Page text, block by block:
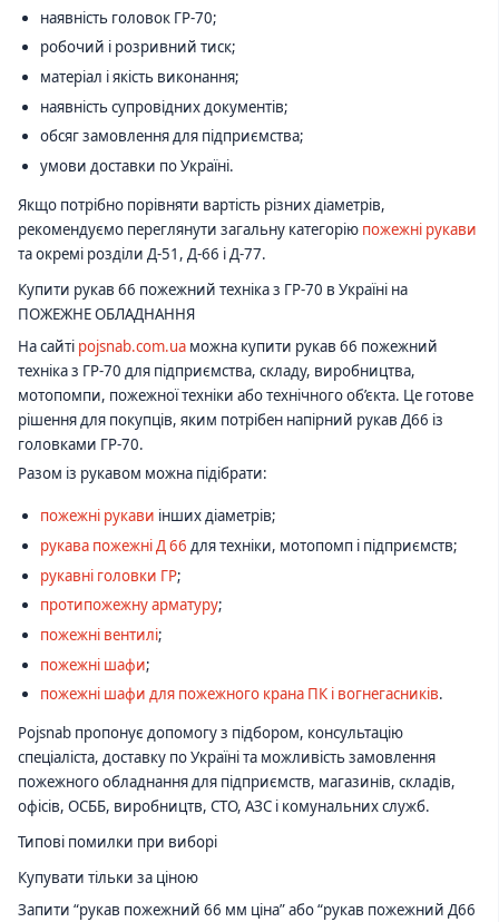
наявність головок ГР-70;
робочий і розривний тиск;
матеріал і якість виконання;
наявність супровідних документів;
обсяг замовлення для підприємства;
умови доставки по Україні.
Якщо потрібно порівняти вартість різних діаметрів,
рекомендуємо переглянути загальну категорію пожежні рукави
та окремі розділи Д-51, Д-66 і Д-77.
Купити рукав 66 пожежний техніка з ГР-70 в Україні на
ПОЖЕЖНЕ ОБЛАДНАННЯ
На сайті pojsnab.com.ua можна купити рукав 66 пожежний
техніка з ГР-70 для підприємства, складу, виробництва,
мотопомпи, пожежної техніки або технічного об’єкта. Це готове
рішення для покупців, яким потрібен напірний рукав Д66 із
головками ГР-70.
Разом із рукавом можна підібрати:
пожежні рукави інших діаметрів;
рукава пожежні Д 66 для техніки, мотопомп і підприємств;
рукавні головки ГР;
протипожежну арматуру;
пожежні вентилі;
пожежні шафи;
пожежні шафи для пожежного крана ПК і вогнегасників.
Pojsnab пропонує допомогу з підбором, консультацію
спеціаліста, доставку по Україні та можливість замовлення
пожежного обладнання для підприємств, магазинів, складів,
офісів, ОСББ, виробництв, СТО, АЗС і комунальних служб.
Типові помилки при виборі
Купувати тільки за ціною
Запити “рукав пожежний 66 мм ціна” або “рукав пожежний Д66